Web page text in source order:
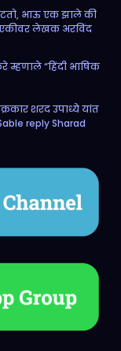
भाऊ एक झाले की
एकीवर लेखक अरविंद
म्हणाले “हिंदी भाषिक
शरद उपाध्ये यांत
reply Sharad